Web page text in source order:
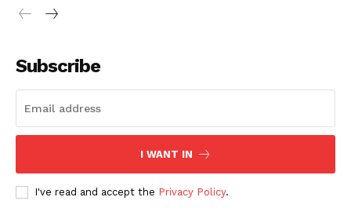
Subscribe
I WANT IN
I've read and accept the Privacy Policy.